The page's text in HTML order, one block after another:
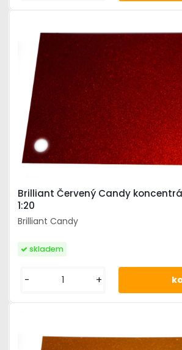
Brilliant Červený Candy
1:20
Brilliant Candy
skladem
- +